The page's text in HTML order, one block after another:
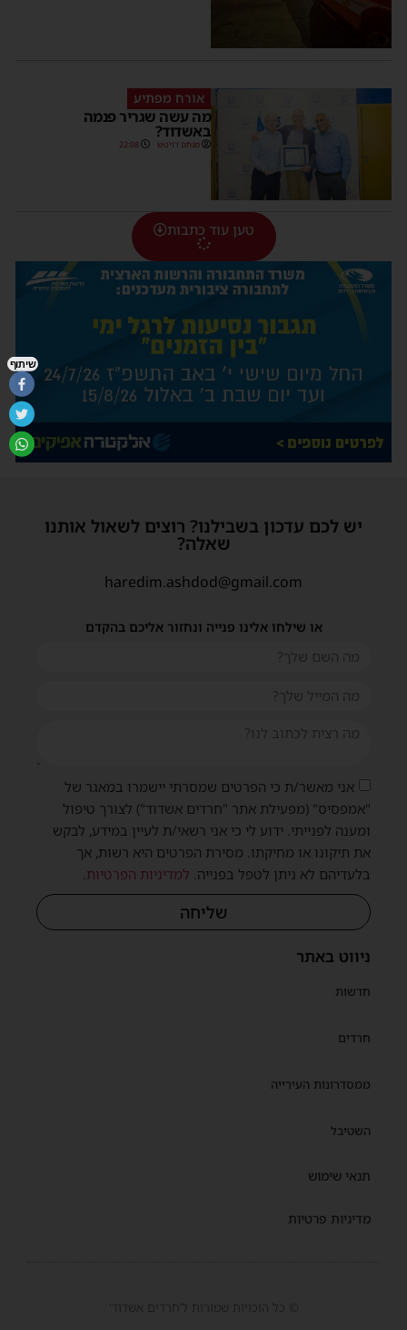
אורח מפתיע
מה עשה שגריר פנמה
באשדוד?
מנחם דויטש 22:08
טען עוד כתבות
ניווט באתר
חדשות
חרדים
ממסדרונות העירייה
השטיבל
תנאי שימוש
מדיניות פרטיות
יש לכם עדכון בשבילנו? רוצים לשאול אותנו
שאלה?
haredim.ashdod@gmail.com
או שילחו אלינו פנייה ונחזור אליכם בהקדם
אני מאשר/ת כי הפרטים שמסרתי יישמרו במאגר של
"אמפסיס" (מפעילת אתר "חרדים אשדוד") לצורך טיפול
ומענה לפנייתי. ידוע לי כי אני רשאי/ת לעיין במידע, לבקש
את תיקונו או מחיקתו. מסירת הפרטים היא רשות, אך
בלעדיהם לא ניתן לטפל בפנייה. למדיניות הפרטיות.
שליחה
© כל הזכויות שמורות ל'חרדים אשדוד'
שיתוף